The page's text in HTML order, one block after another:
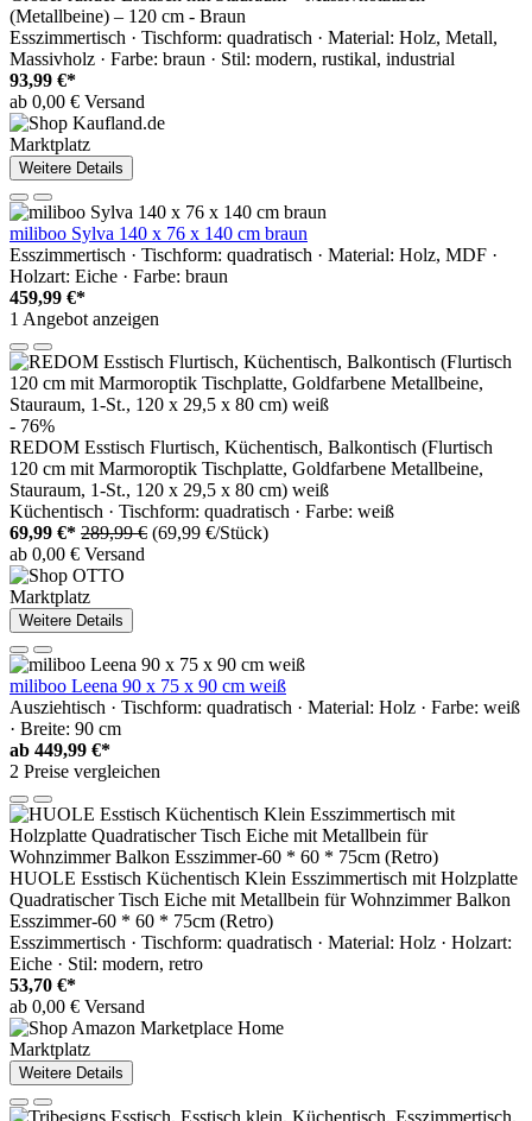
(Metallbeine) – 120 cm - Braun
Esszimmertisch · Tischform: quadratisch · Material: Holz, Metall,
Massivholz · Farbe: braun · Stil: modern, rustikal, industrial
93,99 €*
ab 0,00 € Versand
Marktplatz
Weitere Details
miliboo Sylva 140 x 76 x 140 cm braun
Esszimmertisch · Tischform: quadratisch · Material: Holz, MDF ·
Holzart: Eiche · Farbe: braun
459,99 €*
1 Angebot anzeigen
- 76%
REDOM Esstisch Flurtisch, Küchentisch, Balkontisch (Flurtisch
120 cm mit Marmoroptik Tischplatte, Goldfarbene Metallbeine,
Stauraum, 1-St., 120 x 29,5 x 80 cm) weiß
Küchentisch · Tischform: quadratisch · Farbe: weiß
69,99 €* 289,99 € (69,99 €/Stück)
ab 0,00 € Versand
Marktplatz
Weitere Details
miliboo Leena 90 x 75 x 90 cm weiß
Ausziehtisch · Tischform: quadratisch · Material: Holz · Farbe: weiß
· Breite: 90 cm
ab 449,99 €*
2 Preise vergleichen
HUOLE Esstisch Küchentisch Klein Esszimmertisch mit Holzplatte
Quadratischer Tisch Eiche mit Metallbein für Wohnzimmer Balkon
Esszimmer-60 * 60 * 75cm (Retro)
Esszimmertisch · Tischform: quadratisch · Material: Holz · Holzart:
Eiche · Stil: modern, retro
53,70 €*
ab 0,00 € Versand
Marktplatz
Weitere Details